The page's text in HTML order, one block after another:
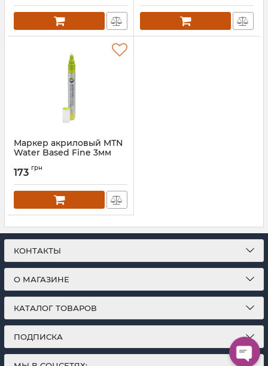
Маркер акриловый MTN
Water Based Fine 3мм
173 грн
КОНТАКТЫ
О МАГАЗИНЕ
КАТАЛОГ ТОВАРОВ
ПОДПИСКА